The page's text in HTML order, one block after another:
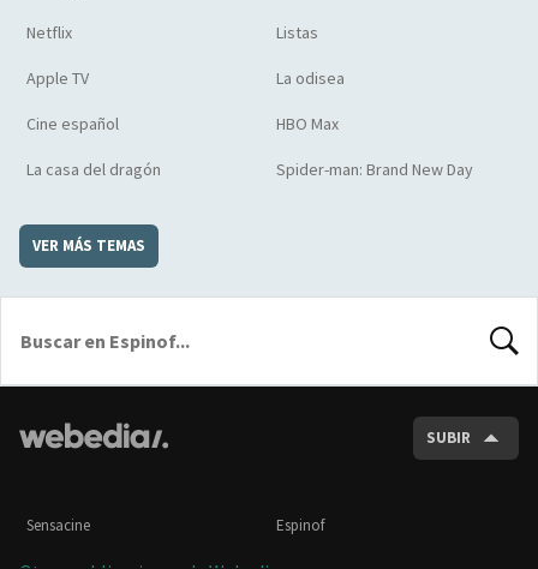
Netflix Listas
Apple TV La odisea
Cine español HBO Max
La casa del dragón Spider-man: Brand New Day
VER MÁS TEMAS
SUBIR
Sensacine Espinof